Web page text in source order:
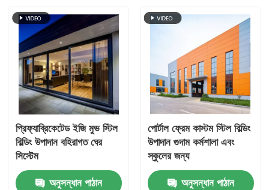
প্রিফ্যাব্রিকেটেড ইজি মুভ স্টিল
বিল্ডিং উপাদান বহিরাগত ঘের
সিস্টেম
অনুসন্ধান পাঠান
পোর্টাল ফ্রেম কাস্টম স্টিল বিল্ডিং
উপাদান গুদাম কর্মশালা এবং
স্কুলের জন্য
অনুসন্ধান পাঠান